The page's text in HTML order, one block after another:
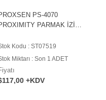
PS-4070
PARMAK İZİ
Kodu : ST07519
Miktarı : Son 1 ADET
+KDV